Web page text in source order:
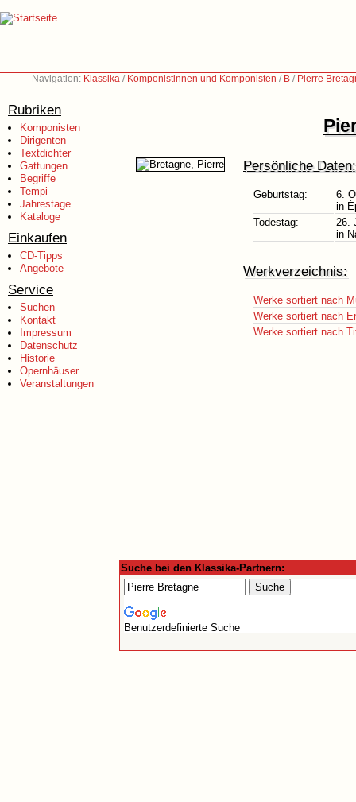
Navigation: Klassika / Komponistinnen und Komponisten / B / Pierre
Rubriken
Komponisten
Dirigenten
Textdichter
Gattungen
Begriffe
Tempi
Jahrestage
Kataloge
Einkaufen
CD-Tipps
Angebote
Service
Suchen
Kontakt
Impressum
Datenschutz
Historie
Opernhäuser
Veranstaltungen
Persönliche Daten:
Geburtstag:
6.
in
Todestag:
26.
in
Werkverzeichnis:
Werke sortiert nach
Werke sortiert nach
Werke sortiert nach
Suche bei den Klassika-Partnern:
Benutzerdefinierte Suche